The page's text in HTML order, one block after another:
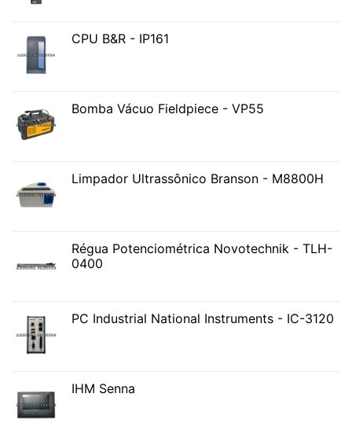
CPU B&R - IP161
Bomba Vácuo Fieldpiece - VP55
Limpador Ultrassônico Branson - M8800H
Régua Potenciométrica Novotechnik - TLH-
0400
PC Industrial National Instruments - IC-3120
IHM Senna